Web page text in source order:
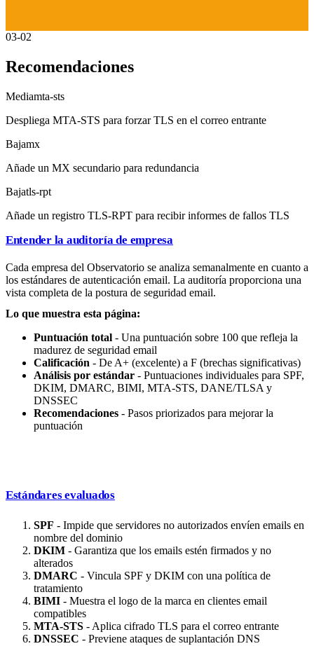
03-02
Recomendaciones
Mediamta-sts
Despliega MTA-STS para forzar TLS en el correo entrante
Bajamx
Añade un MX secundario para redundancia
Bajatls-rpt
Añade un registro TLS-RPT para recibir informes de fallos TLS
Entender la auditoría de empresa
Cada empresa del Observatorio se analiza semanalmente en cuanto a
los estándares de autenticación email. La auditoría proporciona una
vista completa de la postura de seguridad email.
Lo que muestra esta página:
Puntuación total - Una puntuación sobre 100 que refleja la
madurez de seguridad email
Calificación - De A+ (excelente) a F (brechas significativas)
Análisis por estándar - Puntuaciones individuales para SPF,
DKIM, DMARC, BIMI, MTA-STS, DANE/TLSA y
DNSSEC
Recomendaciones - Pasos priorizados para mejorar la
puntuación
Estándares evaluados
SPF - Impide que servidores no autorizados envíen emails en
nombre del dominio
DKIM - Garantiza que los emails estén firmados y no
alterados
DMARC - Vincula SPF y DKIM con una política de
tratamiento
BIMI - Muestra el logo de la marca en clientes email
compatibles
MTA-STS - Aplica cifrado TLS para el correo entrante
DNSSEC - Previene ataques de suplantación DNS